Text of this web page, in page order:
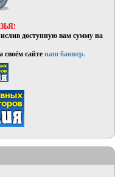
доступную вам сумму на
своём сайтенаш баннер.